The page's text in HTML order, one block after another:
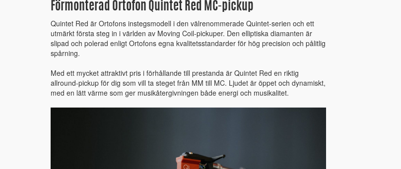
Förmonterad Ortofon Quintet Red MC-pickup
Quintet Red är Ortofons instegsmodell i den välrenommerade Quintet-serien och ett
utmärkt första steg in i världen av Moving Coil-pickuper. Den elliptiska diamanten är
slipad och polerad enligt Ortofons egna kvalitetsstandarder för hög precision och pålitlig
spårning.
Med ett mycket attraktivt pris i förhållande till prestanda är Quintet Red en riktig
allround-pickup för dig som vill ta steget från MM till MC. Ljudet är öppet och dynamiskt,
med en lätt värme som ger musikåtergivningen både energi och musikalitet.